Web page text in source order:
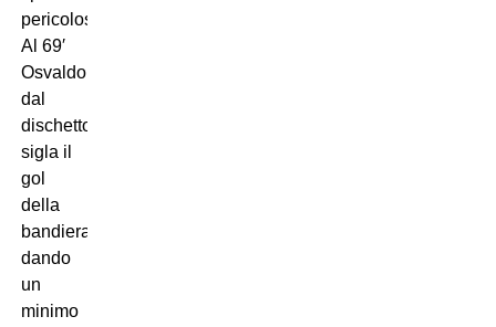
pericolosi.
Al 69′
Osvaldo
dal
dischetto
sigla il
gol
della
bandiera,
dando
un
minimo